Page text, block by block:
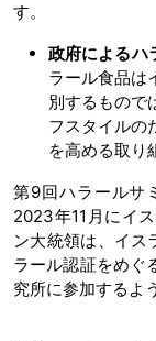
す。
政府によるハ
ラール食品は
別するもので
フスタイルの
を高める取り
第9回ハラールサ
2023年11月にイ
ン大統領は、イス
ラール認証をめぐ
究所に参加するよ